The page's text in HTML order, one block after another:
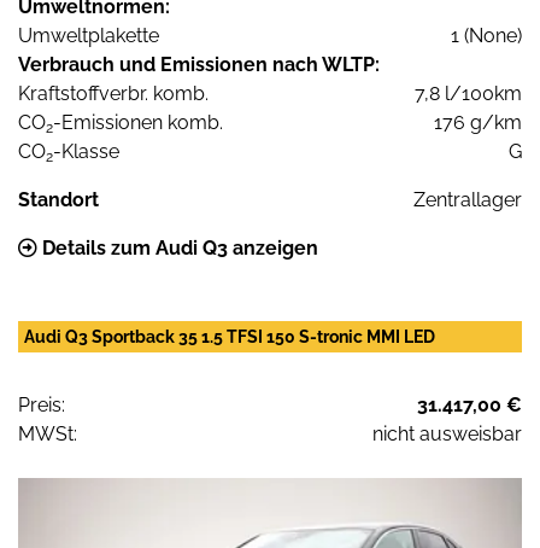
Umweltnormen:
Umweltplakette
1 (None)
Verbrauch und Emissionen nach WLTP:
Kraftstoffverbr. komb.
7,8 l/100km
CO2-Emissionen komb.
176 g/km
CO2-Klasse G
Standort Zentrallager
Details zum Audi Q3 anzeigen
Audi Q3 Sportback 35 1.5 TFSI 150 S-tronic MMI LED
Preis:
31.417,00 €
MWSt:
nicht ausweisbar